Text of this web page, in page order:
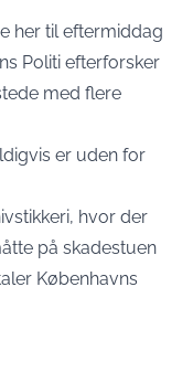
her til eftermiddag
Politi efterforsker
med flere
er uden for
hvor der
på skadestuen
Københavns